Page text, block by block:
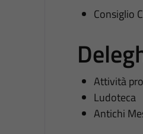
Consiglio
Attività
Ludoteca
Antichi